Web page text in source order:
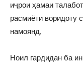
иҷрои ҳамаи
расмиёти воридоту
намоянд,
Ноил гардидан ба